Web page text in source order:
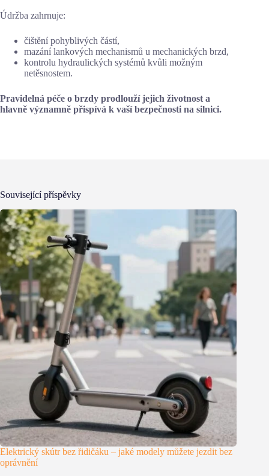
Údržba zahrnuje:
čištění pohyblivých částí,
mazání lankových mechanismů u mechanických brzd,
kontrolu hydraulických systémů kvůli možným
netěsnostem.
Pravidelná péče o brzdy prodlouží jejich životnost a
hlavně významně přispívá k vaší bezpečnosti na silnici.
Související příspěvky
Elektrický skútr bez řidičáku – jaké modely můžete jezdit bez
oprávnění